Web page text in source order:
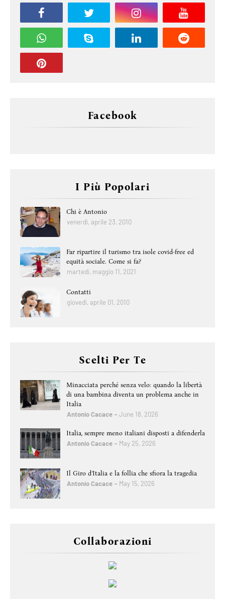
Facebook
I Più Popolari
Chi è Antonio
venerdì, aprile 23, 2010
Far ripartire il turismo tra isole covid-free ed
equità sociale. Come si fa?
martedì, maggio 11, 2021
Contatti
giovedì, aprile 01, 2010
Scelti Per Te
Minacciata perché senza velo: quando la libertà
di una bambina diventa un problema anche in
Italia
Antonio Cacace June 18, 2026
Italia, sempre meno italiani disposti a difenderla
Antonio Cacace May 25, 2026
Il Giro d’Italia e la follia che sfiora la tragedia
Antonio Cacace May 15, 2026
Collaborazioni